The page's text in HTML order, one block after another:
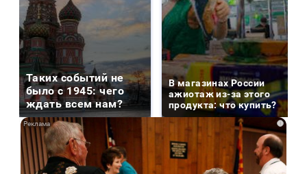
Таких событий не
было с 1945: чего
ждать всем нам?
В магазинах России
ажиотаж из-за этого
продукта: что купить?
i